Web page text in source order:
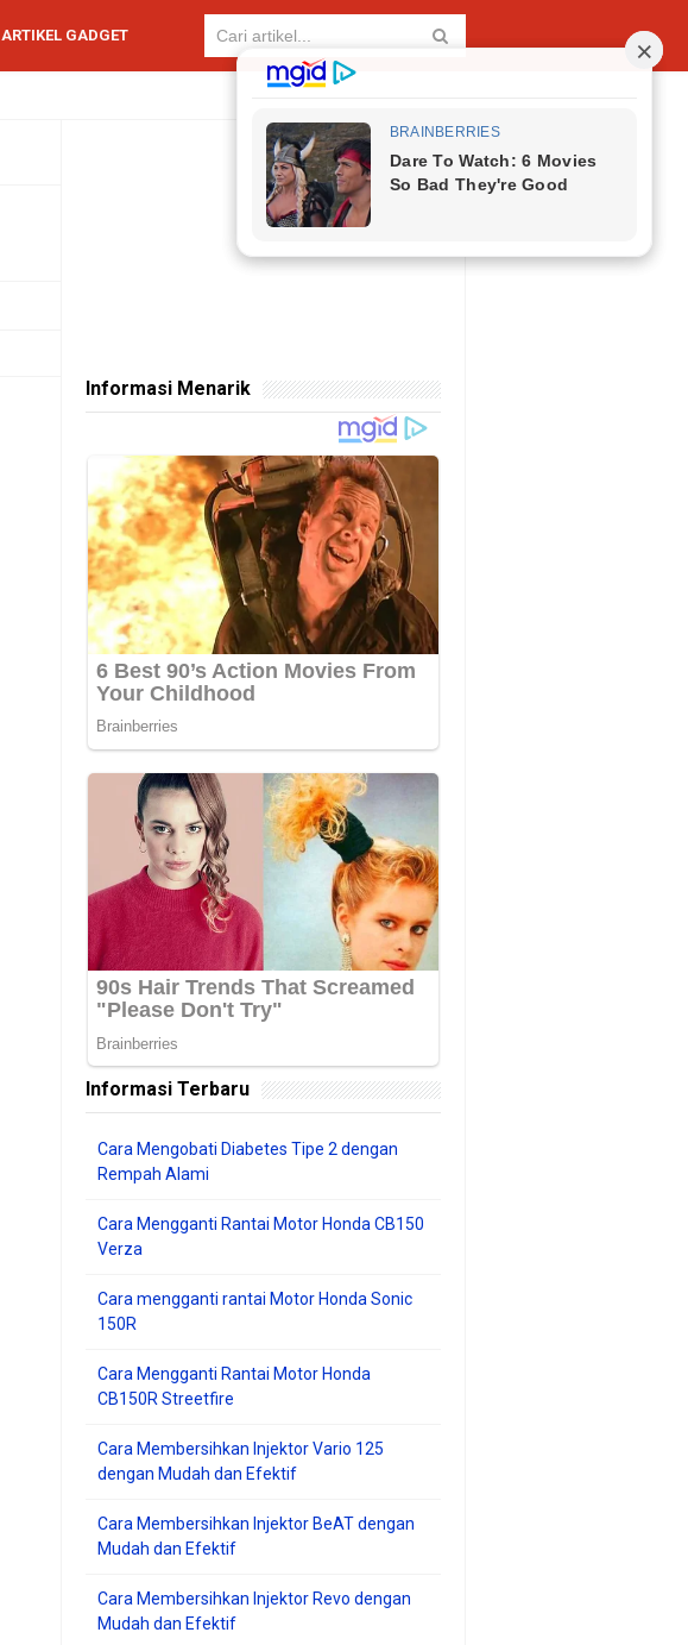
ARTIKEL GADGET
Informasi Menarik
Informasi Terbaru
Cara Mengobati Diabetes Tipe 2 dengan
Rempah Alami
Cara Mengganti Rantai Motor Honda CB150
Verza
Cara mengganti rantai Motor Honda Sonic
150R
Cara Mengganti Rantai Motor Honda
CB150R Streetfire
Cara Membersihkan Injektor Vario 125
dengan Mudah dan Efektif
Cara Membersihkan Injektor BeAT dengan
Mudah dan Efektif
Cara Membersihkan Injektor Revo dengan
Mudah dan Efektif